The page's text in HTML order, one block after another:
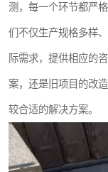
测，每一个环节都严
们不仅生产规格多样
际需求，提供相应的
案，还是旧项目的改
较合适的解决方案。